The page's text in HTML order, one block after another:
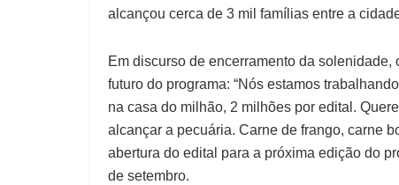
alcançou cerca de 3 mil famílias entre a
Em discurso de encerramento da
futuro do programa: “Nós estamos
na casa do milhão, 2 milhões por edital.
alcançar a pecuária. Carne de frango, carne
abertura do edital para a próxima edição do
de setembro.